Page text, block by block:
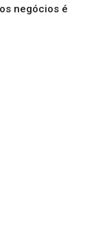
negócios é